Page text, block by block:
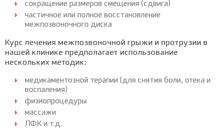
сокращение размеров смещения (сдвига)
частичное или полное восстановление
межпозвоночного диска
Курс лечения межпозвоночной грыжи и протрузии в
нашей клинике предполагает использование
нескольких методик:
медикаментозной терапии (для снятия боли, отека и
воспаления)
физиопроцедуры
массажи
ЛФК и т.д.